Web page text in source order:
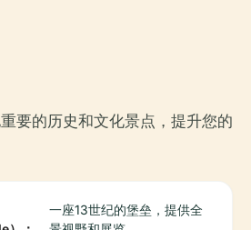
要的历史和文化景点，提升您的
一座13世纪的堡垒，提供全